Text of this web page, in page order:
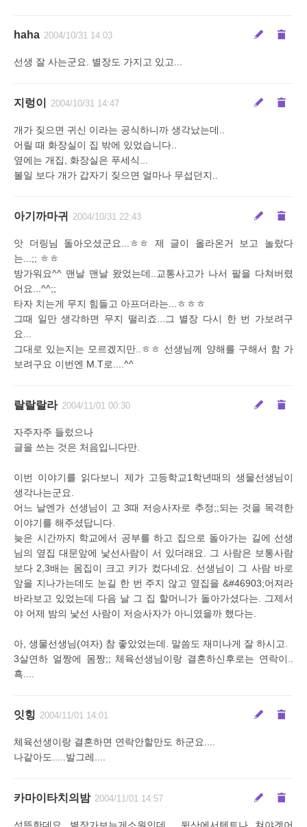
haha 2004/10/31 14:03
선생 잘 사는군요. 별장도 가지고 있고...
지렁이 2004/10/31 14:47
개가 짖으면 귀신 이라는 공식하니까 생각났는데..
어릴 때 화장실이 집 밖에 있었습니다..
옆에는 개집, 화장실은 푸세식...
볼일 보다 개가 갑자기 짖으면 얼마나 무섭던지..
아기까마귀 2004/10/31 22:43
앗 더링님 돌아오셨군요...ㅎㅎ 제 글이 올라온거 보고 놀랐다
는...;; ㅎㅎ
방가워요^^ 맨날 맨날 왔었는데..교통사고가 나서 팔을 다쳐버렸
어요...^^;;
타자 치는게 무지 힘들고 아프더라는...ㅎㅎㅎ
그때 일만 생각하면 무지 떨리죠...그 별장 다시 한 번 가보려구
요...
그대로 있는지는 모르겠지만..ㅎㅎ 선생님께 양해를 구해서 함 가
보려구요 이번엔 M.T로....^^
랄랄랄라 2004/11/01 00:30
자주자주 들렀으나
글을 쓰는 것은 처음입니다만.
이번 이야기를 읽다보니 제가 고등학교1학년때의 생물선생님이
생각나는군요.
어느 날엔가 선생님이 고 3때 저승사자로 추정;;되는 것을 목격한
이야기를 해주셨답니다.
늦은 시간까지 학교에서 공부를 하고 집으로 돌아가는 길에 선생
님의 옆집 대문앞에 낯선사람이 서 있더래요. 그 사람은 보통사람
보다 2,3배는 몸집이 크고 키가 컸다네요. 선생님이 그 사람 바로
앞을 지나가는데도 눈길 한 번 주지 않고 옆집을 &#46903;어져라
바라보고 있었는데 다음 날 그 집 할머니가 돌아가셨다는. 그제서
야 어제 밤의 낯선 사람이 저승사자가 아니였을까 했다는.
아, 생물선생님(여자) 참 좋았었는데. 말씀도 재미나게 잘 하시고.
3살연하 얼짱에 몸짱;; 체육선생님이랑 결혼하신후로는 연락이..
흑....
잇힝 2004/11/01 14:01
체육선생이랑 결혼하면 연락안할만도 하군요....
나같아도.....발그레....
카마이타치의밤 2004/11/01 14:57